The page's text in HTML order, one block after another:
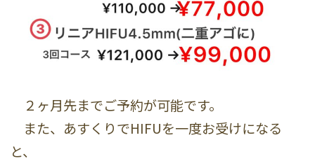
２ヶ月先までご予約が可能です。
また、あすくりでHIFUを一度お受けになる
と、